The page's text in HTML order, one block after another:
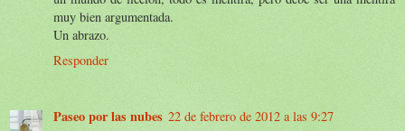
muy bien argumentada.
Un abrazo.
Responder
Paseo por las nubes 22 de febrero de 2012 a las 9:27